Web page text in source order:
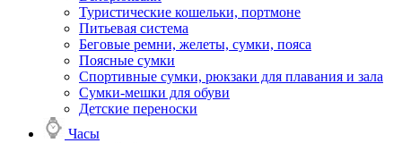
Туристические кошельки, портмоне
Питьевая система
Беговые ремни, желеты, сумки, пояса
Поясные сумки
Спортивные сумки, рюкзаки для плавания и зала
Сумки-мешки для обуви
Детские переноски
Часы